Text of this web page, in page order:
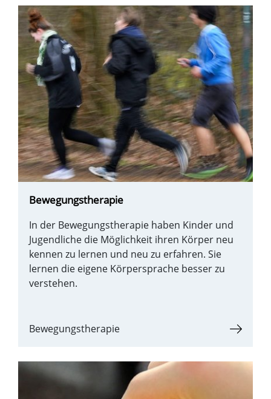
Bewegungstherapie
In der Bewegungstherapie haben Kinder und
Jugendliche die Möglichkeit ihren Körper neu
kennen zu lernen und neu zu erfahren. Sie
lernen die eigene Körpersprache besser zu
verstehen.
Bewegungstherapie